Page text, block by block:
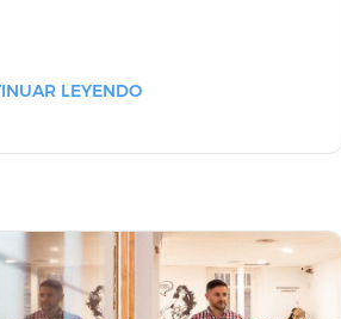
LEYENDO